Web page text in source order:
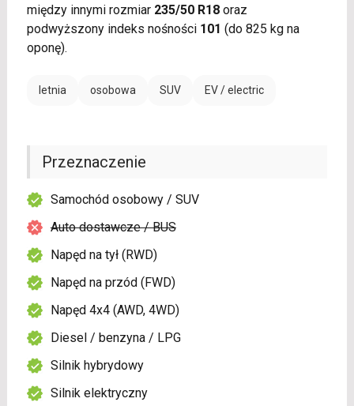
między innymi rozmiar 235/50 R18oraz
podwyższony indeks nośności 101 (do 825 kg na
oponę).
letnia osobowa SUV EV / electric
Przeznaczenie
Samochód osobowy / SUV
Auto dostawcze / BUS
Napęd na tył (RWD)
Napęd na przód (FWD)
Napęd 4x4 (AWD, 4WD)
Diesel / benzyna / LPG
Silnik hybrydowy
Silnik elektryczny